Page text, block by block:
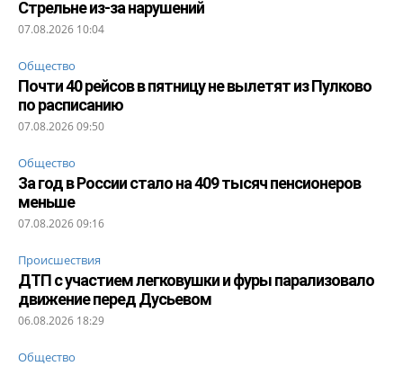
Стрельне из-за нарушений
07.08.2026 10:04
Общество
Почти 40 рейсов в пятницу не вылетят из Пулково
по расписанию
07.08.2026 09:50
Общество
За год в России стало на 409 тысяч пенсионеров
меньше
07.08.2026 09:16
Происшествия
ДТП с участием легковушки и фуры парализовало
движение перед Дусьевом
06.08.2026 18:29
Общество